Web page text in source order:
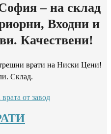
– на склад
Входни и
Качествени!
врати на Ниски Цени!
Склад.